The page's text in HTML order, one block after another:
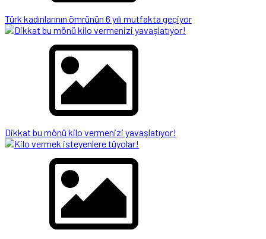
Türk kadınlarının ömrünün 6 yılı mutfakta geçiyor
Dikkat bu mönü kilo vermenizi yavaşlatıyor!